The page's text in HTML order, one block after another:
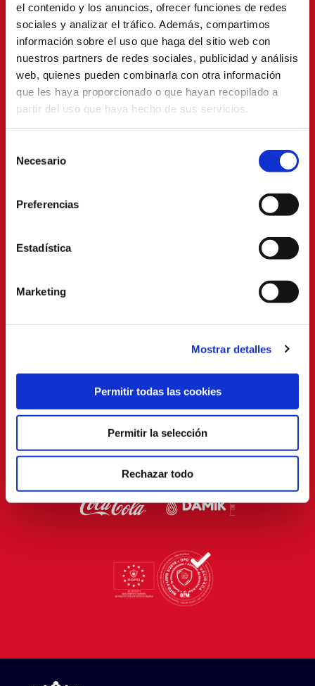
el contenido y los anuncios, ofrecer funciones de redes
sociales y analizar el tráfico. Además, compartimos
información sobre el uso que haga del sitio web con
nuestros partners de redes sociales, publicidad y análisis
web, quienes pueden combinarla con otra información
que les haya proporcionado o que hayan recopilado a
partir del uso que haya hecho de sus servicios.
Necesario
Preferencias
Estadística
Marketing
Mostrar detalles
Permitir todas las cookies
Permitir la selección
Rechazar todo